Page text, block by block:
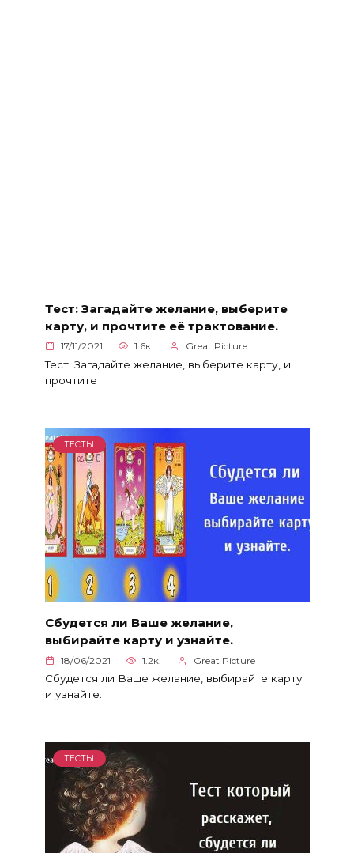
Тест: Загадайте желание, выберите
карту, и прочтите её трактование.
17/11/2021 1.6к. Great Picture
Тест: Загадайте желание, выберите карту, и
прочтите
ТЕСТЫ
Сбудется ли Ваше желание,
выбирайте карту и узнайте.
18/06/2021 1.2к. Great Picture
Сбудется ли Ваше желание, выбирайте карту
и узнайте.
ТЕСТЫ